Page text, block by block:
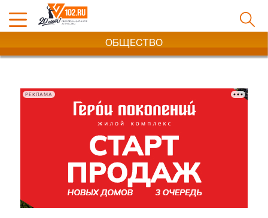
ОБЩЕСТВО
РЕКЛАМА